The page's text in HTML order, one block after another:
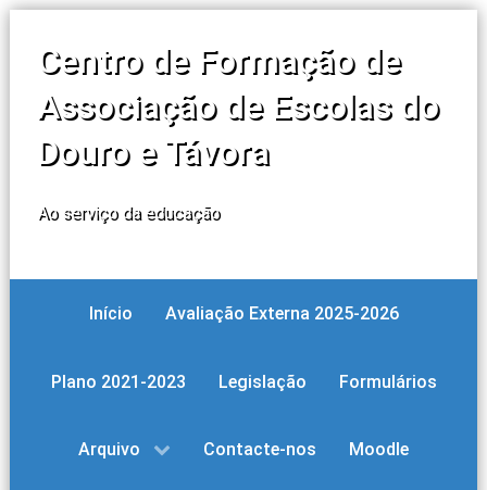
Centro de Formação de
Associação de Escolas do
Douro e Távora
Ao serviço da educação
Início Avaliação Externa 2025-2026
Plano 2021-2023 Legislação Formulários
Arquivo Contacte-nos Moodle